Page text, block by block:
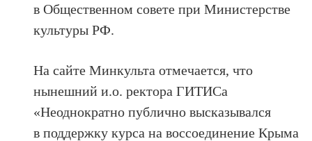
в Общественном совете при Министерстве
культуры РФ.
На сайте Минкульта отмечается, что
нынешний и.о. ректора ГИТИСа
«Неоднократно публично высказывался
в поддержку курса на воссоединение Крыма